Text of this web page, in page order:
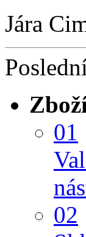
Jára
01
02